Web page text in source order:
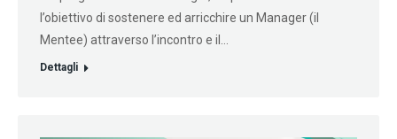
l’obiettivo di sostenere ed arricchire un Manager (il
Mentee) attraverso l’incontro e il…
Dettagli